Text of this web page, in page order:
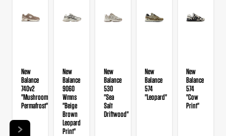
New
Balance
740v2
"Mushroom
Permafrost"
New
Balance
9060
Wmns
"Beige
Brown
Leopard
Print"
New
Balance
530
"Sea
Salt
Driftwood"
New
Balance
574
"Leopard"
New
Balance
574
"Cow
Print"